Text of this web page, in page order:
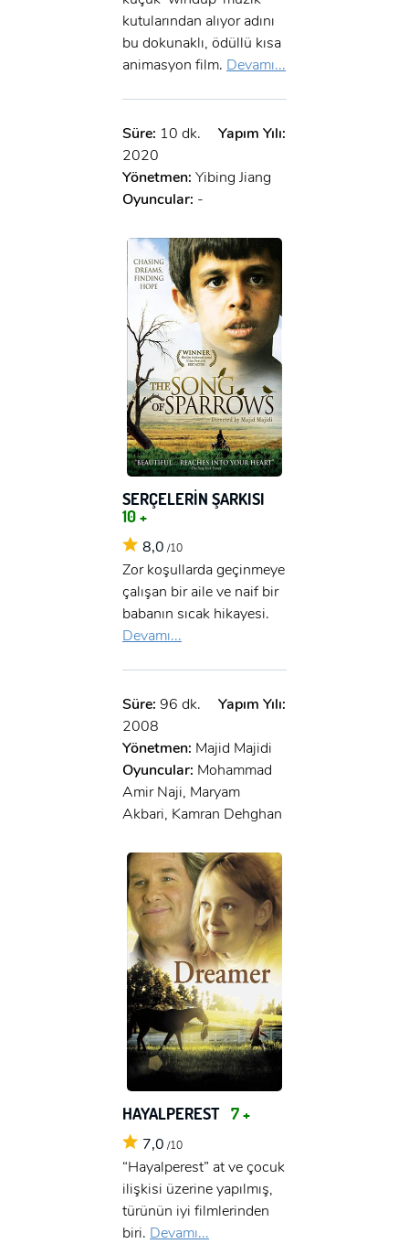
GIRIŞ YAP
E-Posta:
Şifre:
Beni Hatırla Şifremi Unuttum ?
ÜYE OL
E-Posta:
Şifre:
ÜYE OL
kutularından alıyor adını
bu dokunaklı, ödüllü kısa
animasyon film. Devamı...
Süre: 10 dk.
Yapım Yılı:
2020
Yönetmen: Yibing Jiang
Oyuncular: -
SERÇELERİN ŞARKISI
10 +
8,0 /10
Zor koşullarda geçinmeye
çalışan bir aile ve naif bir
babanın sıcak hikayesi.
Devamı...
Süre: 96 dk.
Yapım Yılı:
2008
Yönetmen: Majid Majidi
Oyuncular: Mohammad
Amir Naji, Maryam
Akbari, Kamran Dehghan
HAYALPEREST 7 +
7,0 /10
“Hayalperest” at ve çocuk
ilişkisi üzerine yapılmış,
türünün iyi filmlerinden
biri. Devamı...